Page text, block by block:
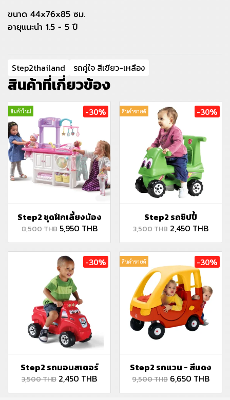
ขนาด 44x76x85 ซม.
อายุแนะนำ 1.5 - 5 ปี
Step2thailand รถคู่ใจ สีเขียว-เหลือง
สินค้าที่เกี่ยวข้อง
สินค้าใหม่ -30%
Step2 ชุดฝึกเลี้ยงน้อง
8,500 THB 5,950 THB
สินค้าขายดี -30%
Step2 รถซิปปี้
3,500 THB 2,450 THB
-30%
Step2 รถมอนสเตอร์
3,500 THB 2,450 THB
สินค้าขายดี -30%
Step2 รถแวน - สีแดง
9,500 THB 6,650 THB